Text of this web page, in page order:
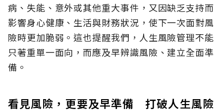
病、失能、意外或其他重大事件，又因缺乏支持而
影響身心健康、生活與財務狀況，使下一次面對風
險時更加脆弱。這也提醒我們，人生風險管理不能
只著重單一面向，而應及早辨識風險、建立全面準
備。
看見風險，更要及早準備 打破人生風險